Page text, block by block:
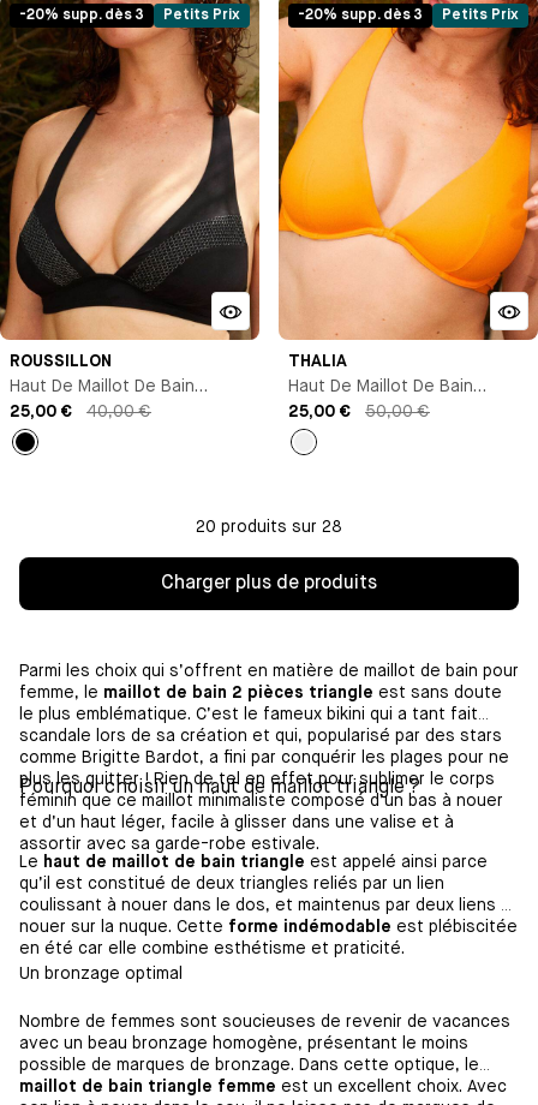
-20% supp. dès 3 Petits Prix
ROUSSILLON
Haut De Maillot De Bain
Triangle
25,00 € 40,00 €
Noir
-20% supp. dès 3 Petits Prix
THALIA
Haut De Maillot De Bain
Triangle Avec Armature
25,00 € 50,00 €
Jaune
20 produits sur 28
Charger plus de produits
Parmi les choix qui s’offrent en matière de maillot de bain pour
femme, le maillot de bain 2 pièces triangle est sans doute
le plus emblématique. C’est le fameux bikini qui a tant fait
scandale lors de sa création et qui, popularisé par des stars
comme Brigitte Bardot, a fini par conquérir les plages pour ne
plus les quitter ! Rien de tel en effet pour sublimer le corps
féminin que ce maillot minimaliste composé d’un bas à nouer
et d’un haut léger, facile à glisser dans une valise et à
assortir avec sa garde-robe estivale.
Pourquoi choisir un haut de maillot triangle ?
Le haut de maillot de bain triangle est appelé ainsi parce
qu’il est constitué de deux triangles reliés par un lien
coulissant à nouer dans le dos, et maintenus par deux liens à
nouer sur la nuque. Cette forme indémodable est plébiscitée
en été car elle combine esthétisme et praticité.
Un bronzage optimal
Nombre de femmes sont soucieuses de revenir de vacances
avec un beau bronzage homogène, présentant le moins
possible de marques de bronzage. Dans cette optique, le
maillot de bain triangle femme est un excellent choix. Avec